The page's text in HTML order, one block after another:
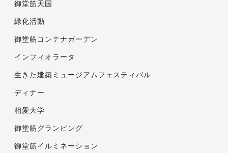
御堂筋天国
緑化活動
御堂筋コンテナガーデン
インフィオラータ
生きた建築ミュージアムフェスティバル
ディナー
相愛大学
御堂筋グランピング
御堂筋イルミネーション